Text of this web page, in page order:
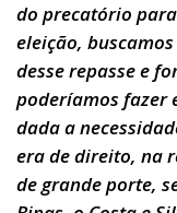
do precatório
eleição,
desse repasse e
poderíamos fazer
dada a
era de direito, na
de grande porte,